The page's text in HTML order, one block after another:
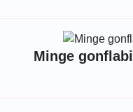
Minge